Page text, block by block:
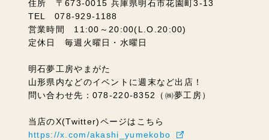
住所 〒673-0015 兵庫県明石市花園町3-13
TEL 078-929-1188
営業時間 11:00～20:00(L.O.20:00)
定休日 毎週火曜日・水曜日
明石夢工房やまがた
山形県内などのイベントに週末など出店！
問い合わせ先：078-220-8352（㈱夢工房）
当店のX(Twitter)ページはこちら
https://x.com/akashi_yumekobo